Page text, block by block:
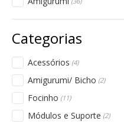
Acessórios (4)
Amigurumi/ Bicho (2)
Focinho (11)
Módulos e Suporte (2)